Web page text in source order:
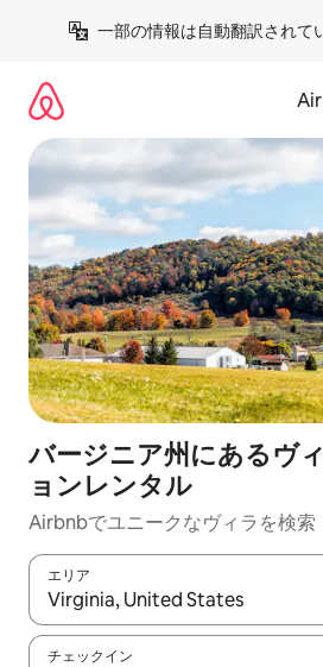
一部の情報は自動翻訳されて
バージニア州にあるヴ
ョンレンタル
Airbnbでユニークなヴィラを検索
エリア
検索結果が表示されたら、上下の
チェックイン